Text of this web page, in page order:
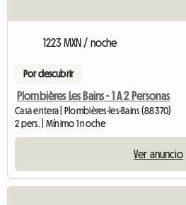
1223 MXN / noche
Por descubrir
Plombières Les Bains - 1 A 2 Personas
Casa entera | Plombières-les-Bains (88370)
2 pers. | Mínimo 1 noche
Ver anuncio